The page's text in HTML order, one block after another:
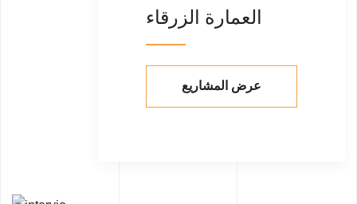
العمارة الزرقاء
عرض المشاريع